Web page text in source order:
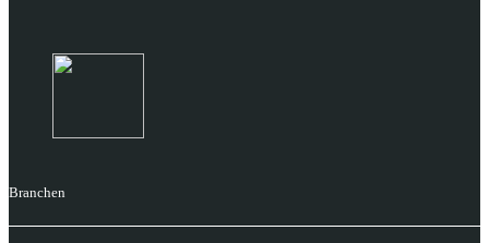
Branchen